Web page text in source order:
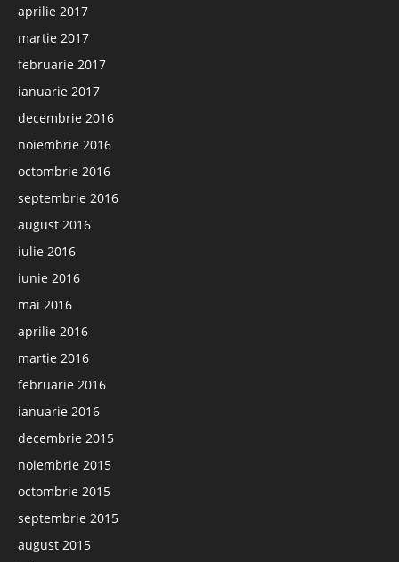
aprilie 2017
martie 2017
februarie 2017
ianuarie 2017
decembrie 2016
noiembrie 2016
octombrie 2016
septembrie 2016
august 2016
iulie 2016
iunie 2016
mai 2016
aprilie 2016
martie 2016
februarie 2016
ianuarie 2016
decembrie 2015
noiembrie 2015
octombrie 2015
septembrie 2015
august 2015